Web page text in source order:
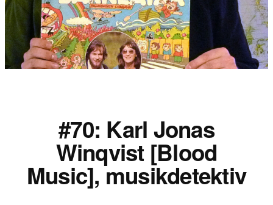
#70: Karl Jonas
Winqvist [Blood
Music], musikdetektiv